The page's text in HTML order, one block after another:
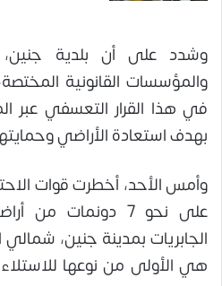
وشدد على أن بلدية جنين،
والمؤسسات القانونية
في هذا القرار التعسفي عبر
بهدف استعادة الأراضي
وأمس الأحد، أخطرت قوات
على نحو 7
الجابريات بمدينة جنين،
هي الأولى من نوعها